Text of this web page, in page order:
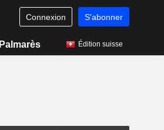
Connexion S'abonner
Palmarès Édition suisse